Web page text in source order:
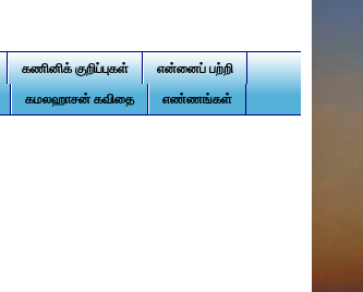
கணினிக் குறிப்புகள் என்னைப் பற்றி
கமலஹாசன் கவிதை எண்ணங்கள்